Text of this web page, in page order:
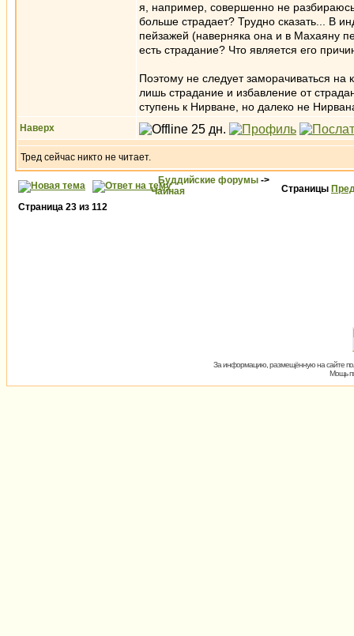
я, например, совершенно не
больше страдает? Трудно сказать... В
пейзажей (наверняка она и в Махаяну
есть страдание? Что является его
Поэтому не следует заморачиваться
лишь страдание и избавление от
ступень к Нирване, но далеко не
Наверх
Тред сейчас никто не читает.
Буддийские форумы ->
Чайная
Страницы
Страница 23 из 112
За информацию, размещённую на сайте
Мощь